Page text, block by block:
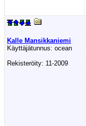
Kalle Mansikkaniemi
Käyttäjätunnus: ocean
Rekisteröity: 11-2009